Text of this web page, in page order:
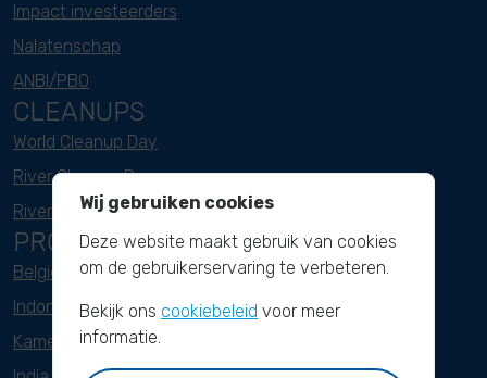
Impact investeerders
Nalatenschap
ANBI/PBO
CLEANUPS
World Cleanup Day
River Cleanup Days
River Cleanup Challenge
PROJECTEN
België
Indonesië
Kameroen
Wij gebruiken cookies
Deze website maakt gebruik van cookies
om de gebruikerservaring te verbeteren.
Bekijk ons cookiebeleid voor meer
informatie.